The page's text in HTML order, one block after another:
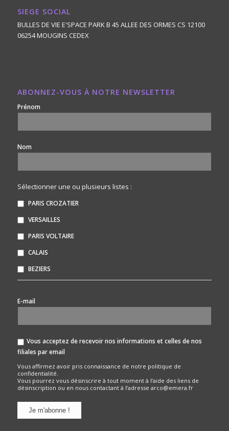
SIEGE SOCIAL
BULLES DE VIE E'SPACE PARK B 45 ALLEE DES ORMES CS 12100
06254 MOUGINS CEDEX
ABONNEZ-VOUS À NOTRE NEWSLETTER
Prénom
Nom
Sélectionner une ou plusieurs listes :
PARIS CROZATIER
VERSAILLES
PARIS VOLTAIRE
CALAIS
BEZIERS
E-mail
Vous acceptez de recevoir nos informations et celles de nos
filiales par email
Vous affirmez avoir pris connaissance de notre politique de
confidentialité.
Vous pourrez vous désinscrire à tout moment à l’aide des liens de
désinscription ou en nous contactant à l’adresse arco@emera.fr